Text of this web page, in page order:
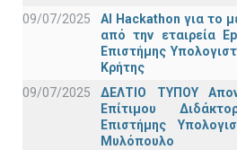
09/07/2025
AI Hackathon για το
από την εταιρεία
Επιστήμης
Κρήτης
09/07/2025
ΔΕΛΤΙΟ ΤΥΠΟΥ
Επίτιμου
Επιστήμης
Μυλόπουλο